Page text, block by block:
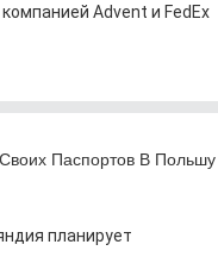
Advent и FedEx
Паспортов В Польшу
планирует